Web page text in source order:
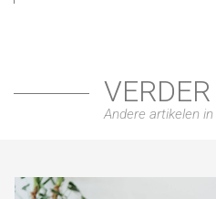
Andere artikelen